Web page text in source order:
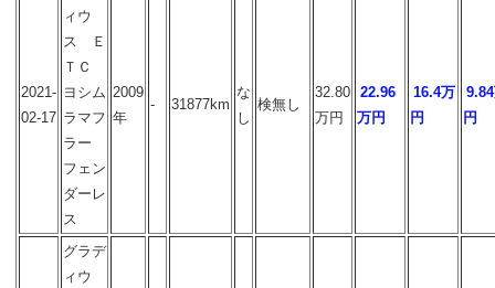
2021-
02-17
ィウ
ス Ｅ
ＴＣ
ヨシム
ラマフ
ラー
フェン
ダーレ
ス
2009
年
- 31877km
な
し
検無し
32.80
万円
22.96
万円
16.4万
円
円
グラデ
ィウ